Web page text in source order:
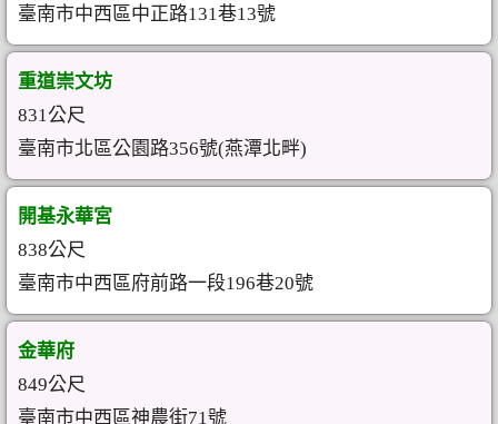
臺南市中西區中正路131巷13號
重道崇文坊
831公尺
臺南市北區公園路356號(燕潭北畔)
開基永華宮
838公尺
臺南市中西區府前路一段196巷20號
金華府
849公尺
臺南市中西區神農街71號